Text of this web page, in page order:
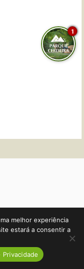
NÓS
melhor experiência
estará a consentir a
Privacidade
1